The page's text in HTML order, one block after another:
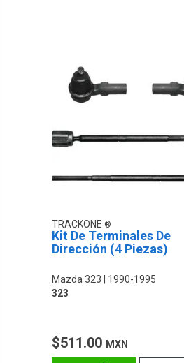
TRACKONE
Kit De Terminales De
Dirección (4 Piezas)
Mazda 323
1990-1995
323
$511.00 MXN